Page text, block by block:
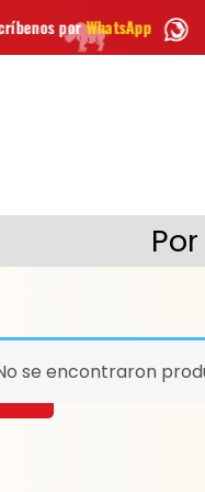
EnvíoGRATIS en
se encontraron